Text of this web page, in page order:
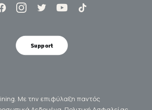
Support
Με την επιφύλαξη παντός